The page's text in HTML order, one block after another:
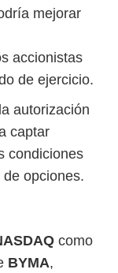
mejorar
accionistas
de ejercicio.
autorización
captar
condiciones
opciones.
como
BYMA,